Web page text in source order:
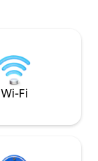
miejsce do pracy
inteligentny
parkowania
ścian i generator
o
Wi-Fi